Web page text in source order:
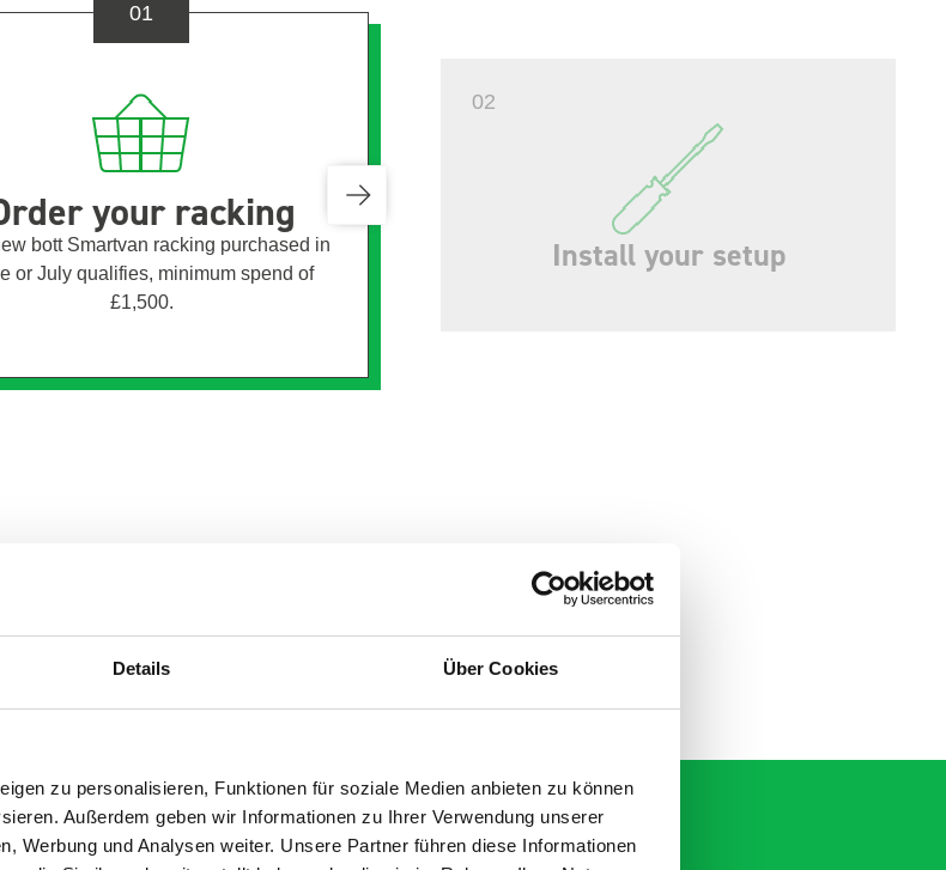
Details Über Cookies
zu personalisieren, Funktionen für soziale Medien anbieten zu können
Außerdem geben wir Informationen zu Ihrer Verwendung unserer
Werbung und Analysen weiter. Unsere Partner führen diese Informationen
01
your racking
bott Smartvan racking purchased in
or July qualifies, minimum spend of
£1,500.
02
Install your setup